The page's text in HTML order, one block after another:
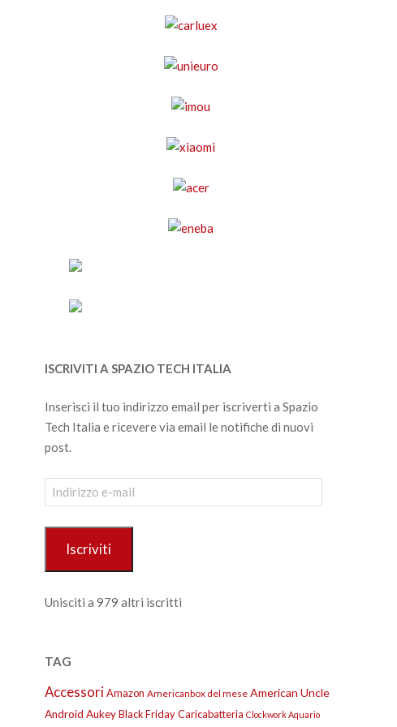
ISCRIVITI A SPAZIO TECH ITALIA
Inserisci il tuo indirizzo email per iscriverti a Spazio
Tech Italia e ricevere via email le notifiche di nuovi
post.
Indirizzo
e-
Iscriviti
Unisciti a 979 altri iscritti
TAG
AccessoriAmazon Americanbox del mese American Uncle
Android AukeyBlack FridayCaricabatteria Clockwork Aquario